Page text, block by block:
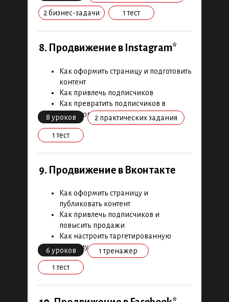
Как оформить страницу и
публиковать контент
Как привлечь подписчиков и
повысить продажи
Как настроить таргетированную
рекламу
9. Продвижение в Вконтакте
6 уроков
1 тренажер
1 тест
Как оформить страницу и подготовить
контент
Как привлечь подписчиков
Как превратить подписчиков в
клиентов
8. Продвижение в Instagram*
8 уроков 2 практических задания
1 тест
2 бизнес-задачи 1 тест